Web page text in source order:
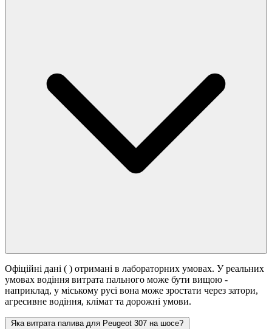
Офіційні дані ( ) отримані в лабораторних умовах. У реальних
умовах водіння витрата пального може бути вищою -
наприклад, у міському русі вона може зростати через затори,
агресивне водіння, клімат та дорожні умови.
Яка витрата палива для Peugeot 307 на шосе?